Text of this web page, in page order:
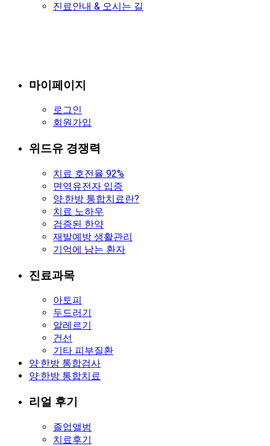
진료안내 & 오시는 길
마이페이지
로그인
회원가입
위드유 경쟁력
치료 호전율 92%
면역유전자 입증
양·한방 통합치료란?
치료 노하우
검증된 한약
재발예방 생활관리
기억에 남는 환자
진료과목
아토피
두드러기
알레르기
건선
기타 피부질환
양·한방 통합검사
양·한방 통합치료
리얼 후기
졸업앨범
치료후기